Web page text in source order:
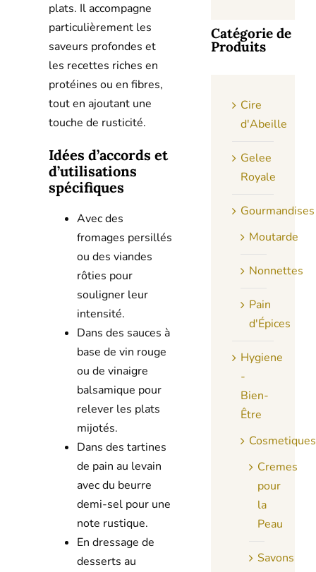
plats. Il accompagne
particulièrement les
saveurs profondes et
les recettes riches en
protéines ou en fibres,
tout en ajoutant une
touche de rusticité.
Idées d’accords et
d’utilisations
spécifiques
Avec des
fromages persillés
ou des viandes
rôties pour
souligner leur
intensité.
Dans des sauces à
base de vin rouge
ou de vinaigre
balsamique pour
relever les plats
mijotés.
Dans des tartines
de pain au levain
avec du beurre
demi-sel pour une
note rustique.
En dressage de
desserts au
Catégorie de
Produits
Cire
d'Abeille
Gelee
Royale
Gourmandises
Moutarde
Nonnettes
Pain
d'Épices
Hygiene
-
Bien-
Être
Cosmetiques
Cremes
pour
la
Peau
Savons